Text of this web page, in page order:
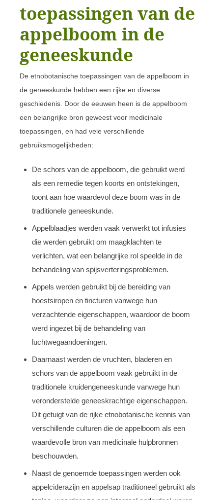
toepassingen van de
appelboom in de
geneeskunde
De etnobotanische toepassingen van de appelboom in
de geneeskunde hebben een rijke en diverse
geschiedenis. Door de eeuwen heen is de appelboom
een belangrijke bron geweest voor medicinale
toepassingen, en had vele verschillende
gebruiksmogelijkheden:
De schors van de appelboom, die gebruikt werd
als een remedie tegen koorts en ontstekingen,
toont aan hoe waardevol deze boom was in de
traditionele geneeskunde.
Appelblaadjes werden vaak verwerkt tot infusies
die werden gebruikt om maagklachten te
verlichten, wat een belangrijke rol speelde in de
behandeling van spijsverteringsproblemen.
Appels werden gebruikt bij de bereiding van
hoestsiropen en tincturen vanwege hun
verzachtende eigenschappen, waardoor de boom
werd ingezet bij de behandeling van
luchtwegaandoeningen.
Daarnaast werden de vruchten, bladeren en
schors van de appelboom vaak gebruikt in de
traditionele kruidengeneeskunde vanwege hun
veronderstelde geneeskrachtige eigenschappen.
Dit getuigt van de rijke etnobotanische kennis van
verschillende culturen die de appelboom als een
waardevolle bron van medicinale hulpbronnen
beschouwden.
Naast de genoemde toepassingen werden ook
appelciderazijn en appelsap traditioneel gebruikt als